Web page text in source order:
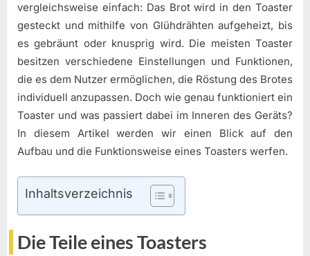
vergleichsweise einfach: Das Brot wird in den Toaster
gesteckt und mithilfe von Glühdrähten aufgeheizt, bis
es gebräunt oder knusprig wird. Die meisten Toaster
besitzen verschiedene Einstellungen und Funktionen,
die es dem Nutzer ermöglichen, die Röstung des Brotes
individuell anzupassen. Doch wie genau funktioniert ein
Toaster und was passiert dabei im Inneren des Geräts?
In diesem Artikel werden wir einen Blick auf den
Aufbau und die Funktionsweise eines Toasters werfen.
Inhaltsverzeichnis
Die Teile eines Toasters